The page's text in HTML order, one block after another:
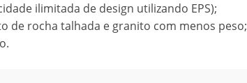
ilimitada de design utilizando EPS);
de rocha talhada e granito com menos peso;